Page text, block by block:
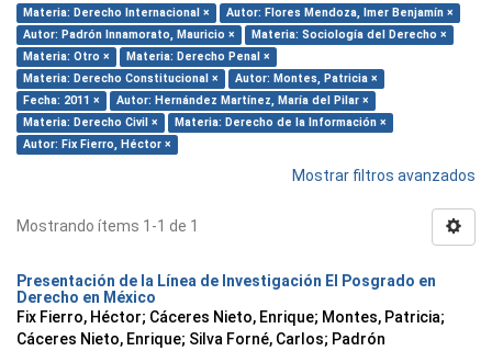
Materia: Derecho Internacional ×
Autor: Flores Mendoza, Imer Benjamín ×
Autor: Padrón Innamorato, Mauricio ×
Materia: Sociología del Derecho ×
Materia: Otro ×
Materia: Derecho Penal ×
Materia: Derecho Constitucional ×
Autor: Montes, Patricia ×
Fecha: 2011 ×
Autor: Hernández Martínez, María del Pilar ×
Materia: Derecho Civil ×
Materia: Derecho de la Información ×
Autor: Fix Fierro, Héctor ×
Mostrar filtros avanzados
Mostrando ítems 1-1 de 1
Presentación de la Línea de Investigación El Posgrado en
Derecho en México
Fix Fierro, Héctor; Cáceres Nieto, Enrique; Montes, Patricia;
Cáceres Nieto, Enrique; Silva Forné, Carlos; Padrón